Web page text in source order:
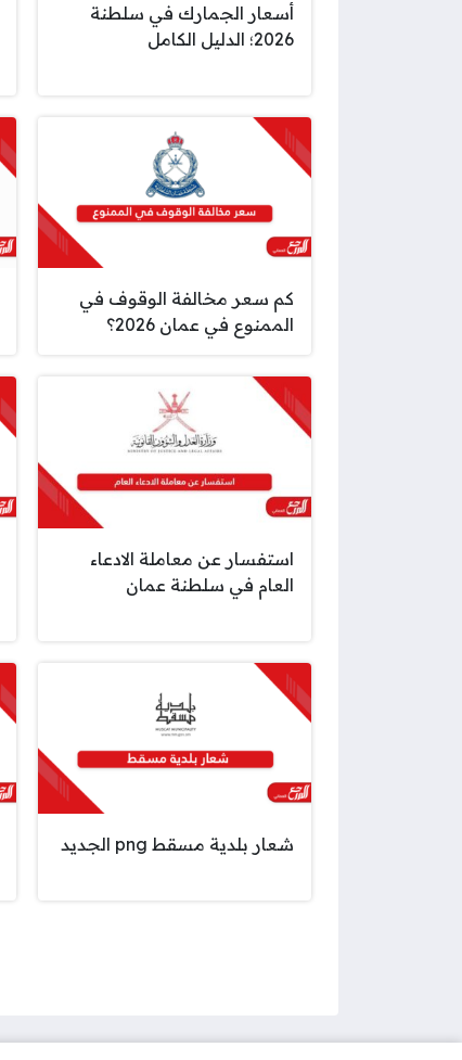
أسعار الجمارك في سلطنة
2026؛ الدليل الكامل
كم سعر مخالفة الوقوف في
الممنوع في عمان 2026؟
استفسار عن معاملة الادعاء
العام في سلطنة عمان
شعار بلدية مسقط png الجديد